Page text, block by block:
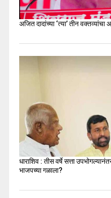
अजित दादांच्या ‘त्या’ तीन वक्तव्यांचा
धाराशिव : तीस वर्षे सत्ता
भाजपच्या गळाला?